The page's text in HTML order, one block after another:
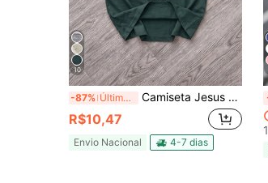
10
-87% Últimos 3 dias Camiseta Jesus Forever Religiosa Gospel Unissex 100% Algodão Basica Casual Top Premium Lançamento Envio Imediato Varias Cores!! Do P ao GG
R$10,47
Envio Nacional 4-7 dias